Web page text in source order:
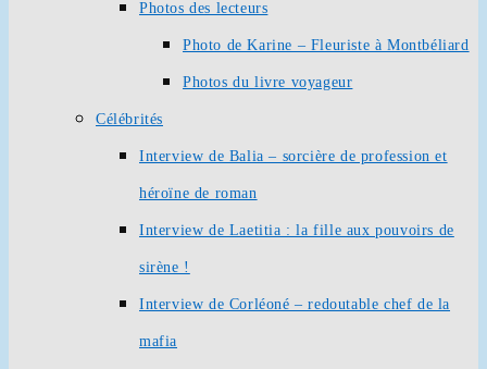
Photos des lecteurs
Photo de Karine – Fleuriste à Montbéliard
Photos du livre voyageur
Célébrités
Interview de Balia – sorcière de profession et
héroïne de roman
Interview de Laetitia : la fille aux pouvoirs de
sirène !
Interview de Corléoné – redoutable chef de la
mafia